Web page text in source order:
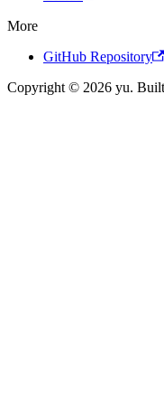
More
GitHub Repository
Copyright © 2026 yu.